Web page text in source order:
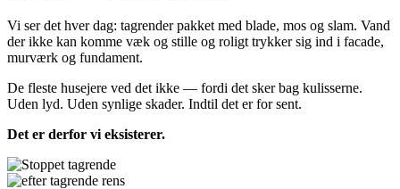
Vi ser det hver dag: tagrender pakket med blade, mos og slam. Vand
der ikke kan komme væk og stille og roligt trykker sig ind i facade,
murværk og fundament.
De fleste husejere ved det ikke — fordi det sker bag kulisserne.
Uden lyd. Uden synlige skader. Indtil det er for sent.
Det er derfor vi eksisterer.